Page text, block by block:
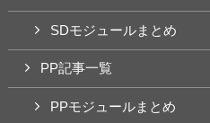
SDモジュールまとめ
PP記事一覧
PPモジュールまとめ